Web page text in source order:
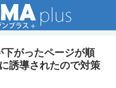
がったページが順
誘導されたので対策